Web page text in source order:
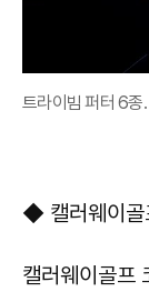
트라이빔 퍼터 6
◆ 캘러웨이골
캘러웨이골